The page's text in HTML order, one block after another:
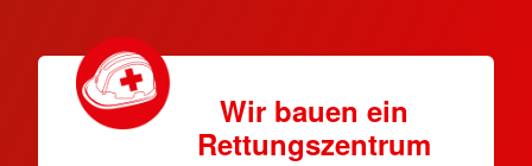
Wir bauen ein
Rettungszentrum